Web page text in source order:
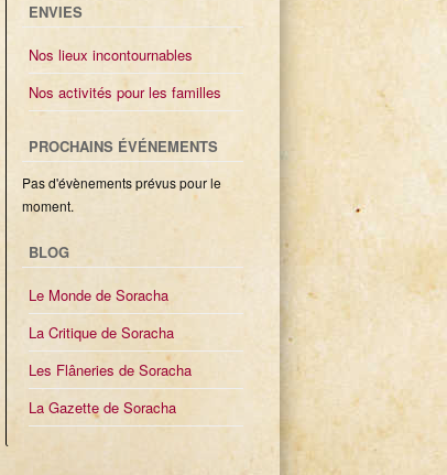
ENVIES
Nos lieux incontournables
Nos activités pour les familles
PROCHAINS ÉVÉNEMENTS
Pas d'évènements prévus pour le
moment.
BLOG
Le Monde de Soracha
La Critique de Soracha
Les Flâneries de Soracha
La Gazette de Soracha